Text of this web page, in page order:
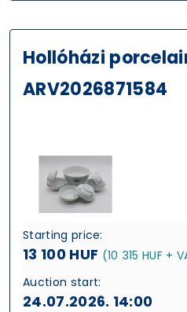
Hollóházi
ARV2026871584
Starting price:
13 100 HUF (10 315 HUF +
Auction start:
24.07.2026. 14:00